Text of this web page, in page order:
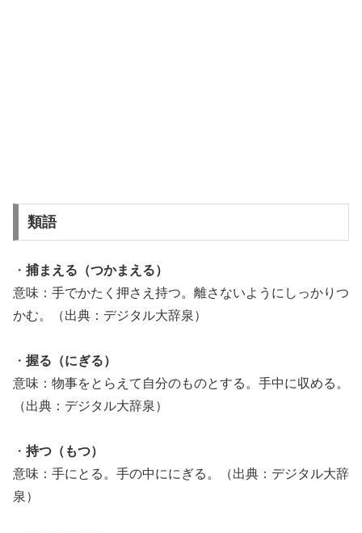
類語
・ 捕まえる（つかまえる）
意味：手でかたく押さえ持つ。離さないようにしっかりつ
かむ。（出典：デジタル大辞泉）
・ 握る（にぎる）
意味：物事をとらえて自分のものとする。手中に収める。
（出典：デジタル大辞泉）
・ 持つ（もつ）
意味：手にとる。手の中ににぎる。（出典：デジタル大辞
泉）